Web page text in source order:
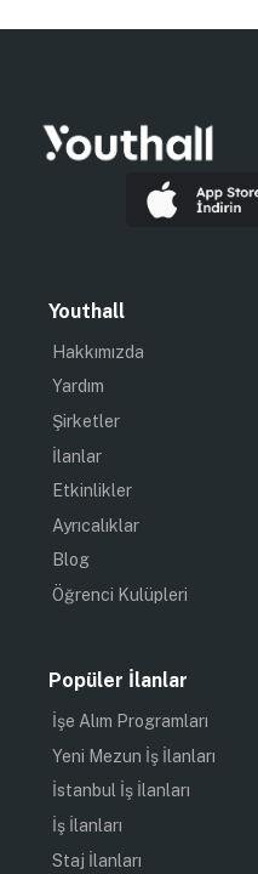
Youthall
Hakkımızda
Yardım
Şirketler
İlanlar
Etkinlikler
Ayrıcalıklar
Blog
Öğrenci Kulüpleri
Popüler İlanlar
İşe Alım Programları
Yeni Mezun İş İlanları
İstanbul İş İlanları
İş İlanları
Staj İlanları